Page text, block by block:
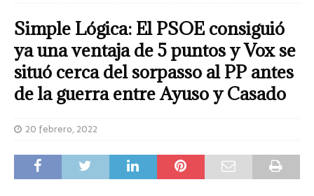
Simple Lógica: El PSOE consiguió
ya una ventaja de 5 puntos y Vox se
situó cerca del sorpasso al PP antes
de la guerra entre Ayuso y Casado
20 febrero, 2022